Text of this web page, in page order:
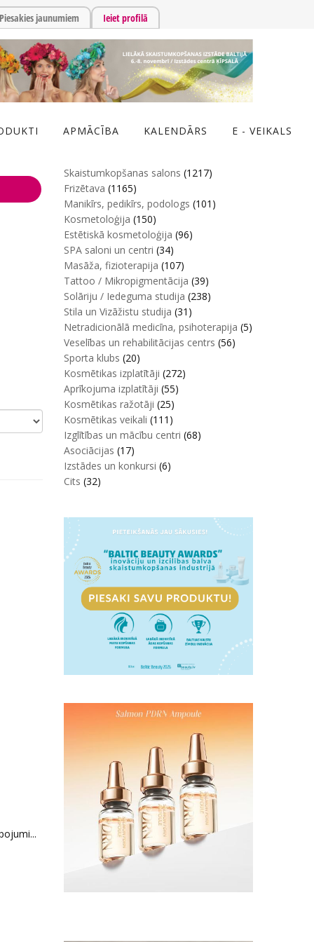
Piesakies jaunumiem Ieiet profilā
APMĀCĪBA KALENDĀRS E - VEIKALS
Skaistumkopšanas salons (1217)
Frizētava (1165)
Manikīrs, pedikīrs, podologs (101)
Kosmetoloģija (150)
Estētiskā kosmetoloģija (96)
SPA saloni un centri (34)
Masāža, fizioterapija (107)
Tattoo / Mikropigmentācija (39)
Solāriju / Iedeguma studija (238)
Stila un Vizāžistu studija (31)
Netradicionālā medicīna, psihoterapija (5)
Veselības un rehabilitācijas centrs (56)
Sporta klubs (20)
Kosmētikas izplatītāji (272)
Aprīkojuma izplatītāji (55)
Kosmētikas ražotāji (25)
Kosmētikas veikali (111)
Izglītības un mācību centri (68)
Asociācijas (17)
Izstādes un konkursi (6)
Cits (32)